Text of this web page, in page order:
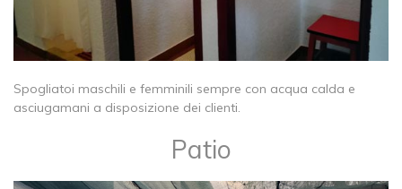
Spogliatoi maschili e femminili sempre con acqua calda e
asciugamani a disposizione dei clienti.
Patio